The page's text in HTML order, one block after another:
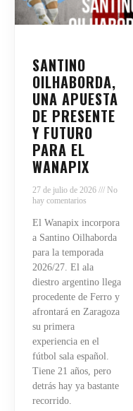
SANTINO
OILHABORDA,
UNA APUESTA
DE PRESENTE
Y FUTURO
PARA EL
WANAPIX
27 de julio de 2026
No
hay comentarios
El Wanapix incorpora
a Santino Oilhaborda
para la temporada
2026/27. El ala
diestro argentino llega
procedente de Ferro y
afrontará en Zaragoza
su primera
experiencia en el
fútbol sala español.
Tiene 21 años, pero
detrás hay ya bastante
recorrido.